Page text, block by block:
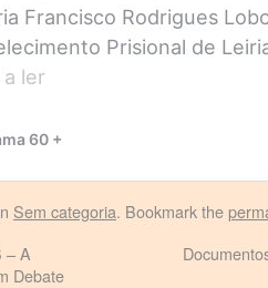
Sem categoria. Bookmark the
– A
Debate